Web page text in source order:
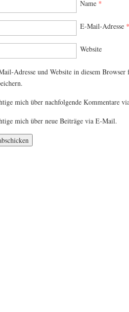
Name *
E-Mail-Adresse *
Website
Adresse und Website in diesem Browser
mich über nachfolgende Kommentare
mich über neue Beiträge via E-Mail.